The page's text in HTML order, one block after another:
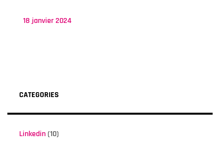
18 janvier 2024
CATEGORIES
Linkedin(10)